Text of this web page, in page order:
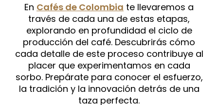
En Cafés de Colombia te llevaremos a
través de cada una de estas etapas,
explorando en profundidad el ciclo de
producción del café. Descubrirás cómo
cada detalle de este proceso contribuye al
placer que experimentamos en cada
sorbo. Prepárate para conocer el esfuerzo,
la tradición y la innovación detrás de una
taza perfecta.